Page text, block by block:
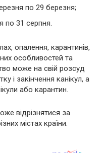
по 29 березня;
по 31 серпня.
опалення, карантинів,
особливостей та
може на свій розсуд
і закінчення канікул, а
або карантин.
відрізнятися за
містах країни.